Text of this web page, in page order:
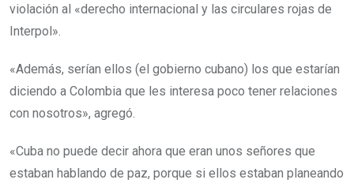
violación al «derecho internacional y las circulares rojas de
Interpol».
«Además, serían ellos (el gobierno cubano) los que estarían
diciendo a Colombia que les interesa poco tener relaciones
con nosotros», agregó.
«Cuba no puede decir ahora que eran unos señores que
estaban hablando de paz, porque si ellos estaban planeando